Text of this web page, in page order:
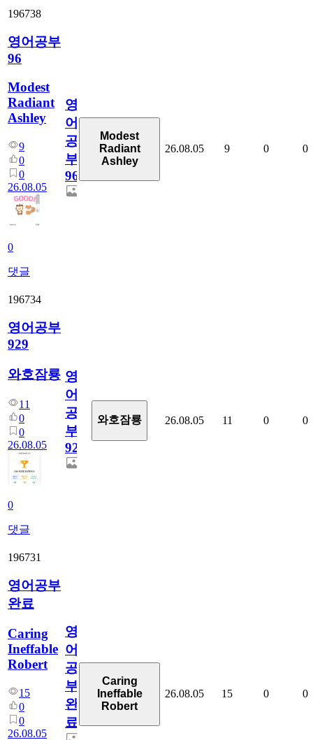
196738
영어공부
96
Modest
Radiant
Ashley
9
0
0
26.08.05
0
댓글
영
어
공
부
96
Modest
Radiant
Ashley
26.08.05 9 0 0
196734
영어공부
929
와호잠룡
11
0
0
26.08.05
0
댓글
영
어
공
부
929
와호잠룡 26.08.05 11 0 0
196731
영어공부
완료
Caring
Ineffable
Robert
15
0
0
26.08.05
영
어
공
부
완
료
Caring
Ineffable
Robert
26.08.05 15 0 0